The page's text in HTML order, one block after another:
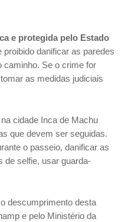
e protegida pelo Estado
proibido danificar as paredes
caminho. Se o crime for
as medidas judiciais
cidade Inca de Machu
que devem ser seguidas.
o passeio, danificar as
de selfie, usar guarda-
descumprimento desta
e pelo Ministério da